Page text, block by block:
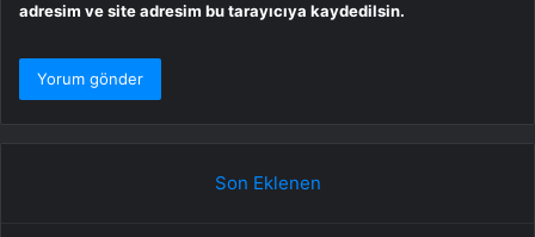
adresim ve site adresim bu tarayıcıya kaydedilsin.
Son Eklenen